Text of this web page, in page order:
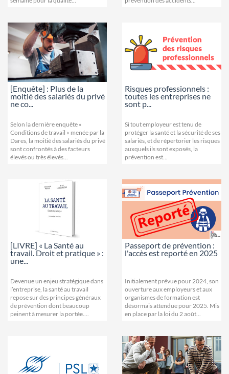
[Enquête] : Plus de la
moitié des salariés du privé
ne co...
Selon la dernière enquête «
Conditions de travail » menée par la
Dares, la moitié des salariés du privé
sont confrontés à des facteurs
élevés ou très élevés...
Risques professionnels :
toutes les entreprises ne
sont p...
Si tout employeur est tenu de
protéger la santé et la sécurité de ses
salariés, et de répertorier les risques
auxquels ils sont exposés, la
prévention est...
[LIVRE] « La Santé au
travail. Droit et pratique » :
une...
Devenue un enjeu stratégique dans
l’entreprise, la santé au travail
repose sur des principes généraux
de prévention dont beaucoup
peinent à mesurer la portée....
Passeport de prévention :
l'accès est reporté en 2025
Initialement prévue pour 2024, son
ouverture aux employeurs et aux
organismes de formation est
désormais attendue pour 2025. Mis
en place par la loi du 2 août...